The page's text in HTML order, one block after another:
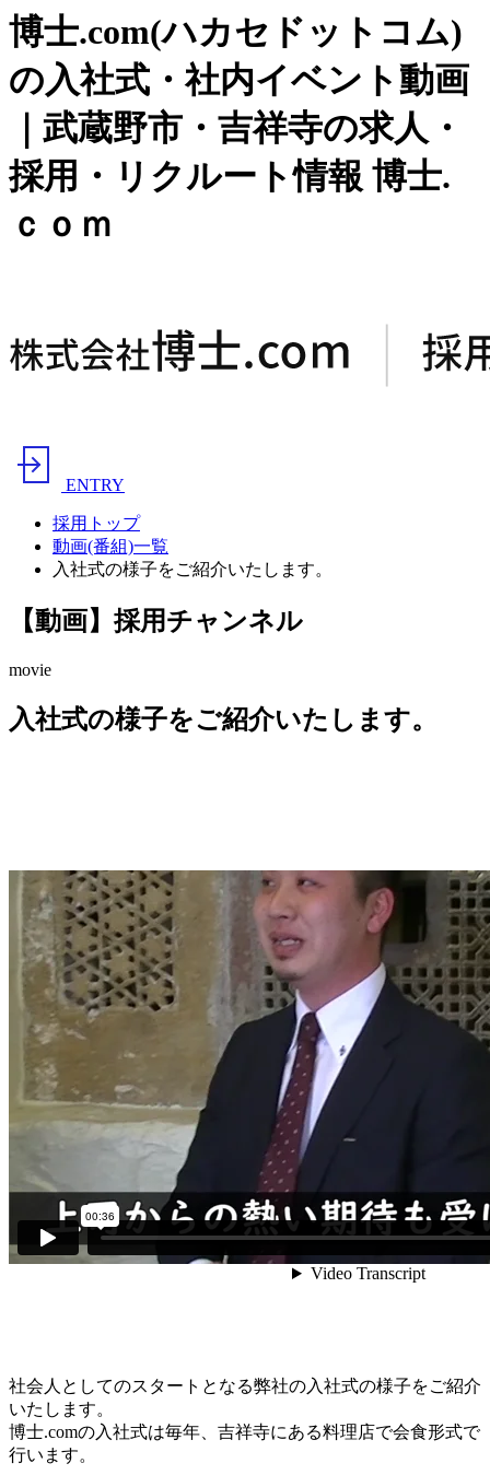
博士.com(ハカセドットコム)
の入社式・社内イベント動画
｜武蔵野市・吉祥寺の求人・
採用・リクルート情報 博士.
ｃｏｍ
ENTRY
採用トップ
動画(番組)一覧
入社式の様子をご紹介いたします。
【動画】採用チャンネル
movie
入社式の様子をご紹介いたします。
社会人としてのスタートとなる弊社の入社式の様子をご紹介
いたします。
博士.comの入社式は毎年、吉祥寺にある料理店で会食形式で
行います。